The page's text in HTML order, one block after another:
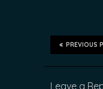
PREVIOUS
Leave a